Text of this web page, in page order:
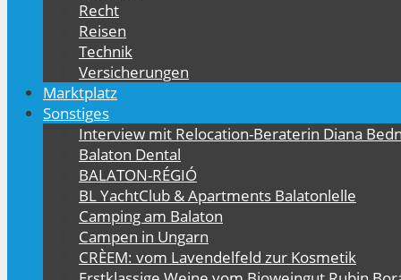
Recht
Reisen
Technik
Versicherungen
Marktplatz
Sonstiges
Interview mit Relocation-Beraterin Diana
Balaton Dental
BALATON-RÉGIÓ
BL YachtClub & Apartments Balatonlelle
Camping am Balaton
Campen in Ungarn
CRÈEM: vom Lavendelfeld zur Kosmetik